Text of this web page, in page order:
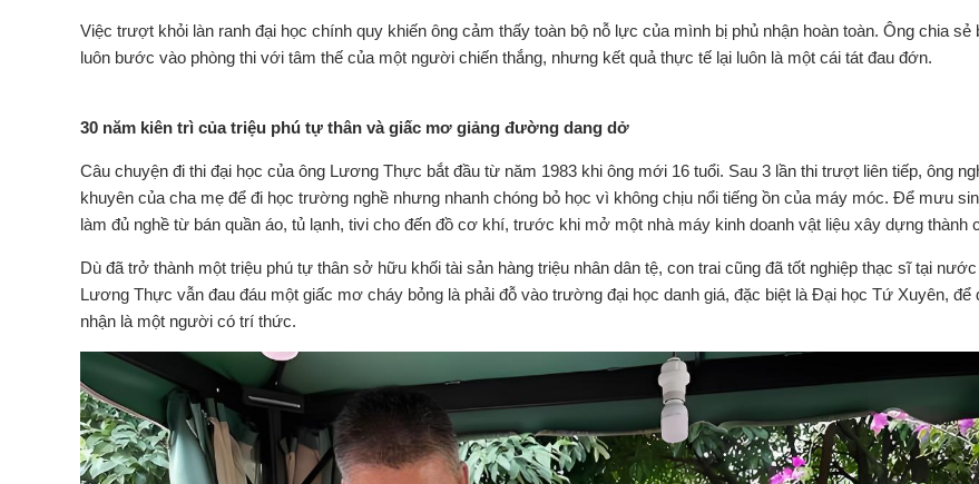
Việc trượt khỏi làn ranh đại học chính quy khiến ông cảm thấy toàn bộ nỗ lực của mình bị phủ nhận hoàn toàn. Ông chia sẻ
luôn bước vào phòng thi với tâm thế của một người chiến thắng, nhưng kết quả thực tế lại luôn là một cái tát đau đớn.
30 năm kiên trì của triệu phú tự thân và giấc mơ giảng đường dang dở
Câu chuyện đi thi đại học của ông Lương Thực bắt đầu từ năm 1983 khi ông mới 16 tuổi. Sau 3 lần thi trượt liên tiếp, ông
khuyên của cha mẹ để đi học trường nghề nhưng nhanh chóng bỏ học vì không chịu nổi tiếng ồn của máy móc. Để mưu
làm đủ nghề từ bán quần áo, tủ lạnh, tivi cho đến đồ cơ khí, trước khi mở một nhà máy kinh doanh vật liệu xây dựng thành
Dù đã trở thành một triệu phú tự thân sở hữu khối tài sản hàng triệu nhân dân tệ, con trai cũng đã tốt nghiệp thạc sĩ tại
Lương Thực vẫn đau đáu một giấc mơ cháy bỏng là phải đỗ vào trường đại học danh giá, đặc biệt là Đại học Tứ Xuyên,
nhận là một người có trí thức.